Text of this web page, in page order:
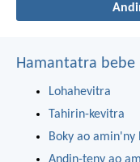
Hamantatra bebe
Lohahevitra
Tahirin-kevitra
Boky ao amin'ny